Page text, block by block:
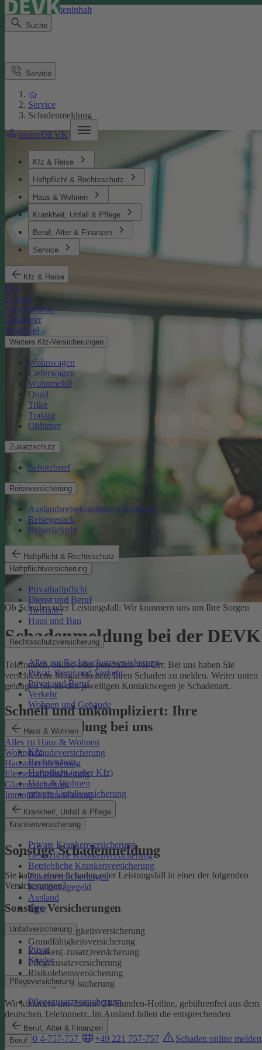
Direkt zum Seiteninhalt
Suche
meineDEVK
Kfz & Reise
Haftpflicht & Rechtsschutz
Haus & Wohnen
Krankheit, Unfall & Pflege
Beruf, Alter & Finanzen
Service
Kfz & Reise
Pkw
E-Auto
Kleinkraftrad
Anhänger
Motorrad
Weitere Kfz-Versicherungen
Wohnwagen
Lieferwagen
Wohnmobil
Quad
Trike
Traktor
Oldtimer
Zusatzschutz
Schutzbrief
Reiseversicherung
Auslandsreisekrankenversicherung
Reisegepäck
Reiserücktritt
Haftpflicht & Rechtsschutz
Haftpflichtversicherung
Privathaftpflicht
Dienst und Beruf
Tierhalter
Haus und Bau
Rechtsschutzversicherung
Alles zur Rechtsschutzversicherung
Privat, Beruf und Verkehr
Privat und Beruf
Verkehr
Wohnen und Gebäude
Haus & Wohnen
Alles zu Haus & Wohnen
Wohngebäudeversicherung
Hausratversicherung
Elementarversicherung
Glasversicherung
Immobilienfinanzierung
Krankheit, Unfall & Pflege
Krankenversicherung
Private Krankenversicherung
Gesetzliche Krankenversicherung
Betriebliche Krankenversicherung
Zusatzversicherungen
Krankentagegeld
Ausland
Tiere
Unfallversicherung
Privat
Kinder
Pflegeversicherung
Pflegezusatzversicherung
Beruf, Alter & Finanzen
Beruf
Service
Service
Schadenmeldung
Ob Schaden oder Leistungsfall: Wir kümmern uns um Ihre Sorgen
Schadenmeldung bei der DEVK
Telefonisch, online oder persönlich vor Ort: Bei uns haben Sie
verschiedene Möglichkeiten, Ihren Schaden zu melden. Weiter unten
gelangen Sie zu den jeweiligen Kontaktwegen je Schadenart.
Schnell und unkompliziert: Ihre
Schadenmeldung bei uns
Kfz
Rechtsschutz
Haftpflicht (außer Kfz)
Haus & Wohnen
private Unfallversicherung
Auslandskrankenschutz
Reiserücktritt
Reisegepäck
Sonstige Schadenmeldung
Sie haben einen Schaden oder Leistungsfall in einer der folgenden
Versicherungen?
Sonstige Versicherungen
Berufsunfähigkeitsversicherung
Grundfähigkeitsversicherung
Kranken(-zusatz)versicherung
Pflegezusatzversicherung
Risikolebensversicherung
Sterbegeldversicherung
Wir kümmern uns darum!24-Stunden-Hotline, gebührenfrei aus dem
deutschen Telefonnetz. Im Ausland fallen die entsprechenden
Landesgebühren an:
0800 4-757-757
+49 221 757-757 Schaden online melden